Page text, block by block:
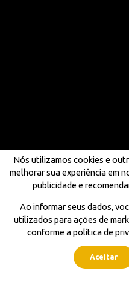
Nós utilizamos cookies e
melhorar sua experiência em
publicidade e
Ao informar seus dados,
utilizados para ações de
conforme a política de
Aceitar